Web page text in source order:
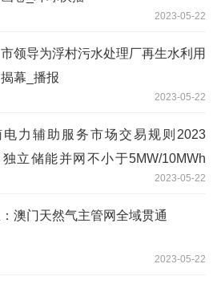
2023-05-22
领导为浮村污水处理厂再生水利用
幕_播报
2023-05-22
电力辅助服务市场交易规则2023
独立储能并网不小于5MW/10MWh
2023-05-22
澳门天然气主管网全域贯通
2023-05-22